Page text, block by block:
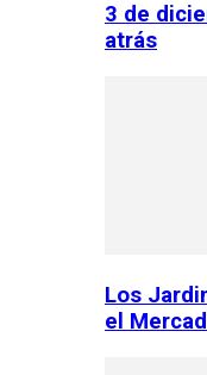
3 de
atrás
Los
el